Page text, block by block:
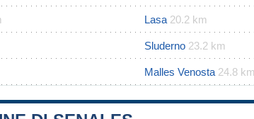
Lasa 20.2 km
Sluderno 23.2 km
Malles Venosta 24.8 km